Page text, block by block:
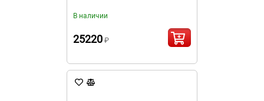
В наличии
25220 ₽